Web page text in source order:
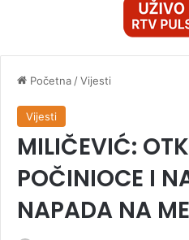
Početna /Vijesti
Vijesti
MILIČEVIĆ:
POČINIOCE I
NAPADA NA